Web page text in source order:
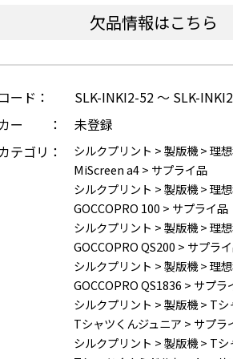
欠品情報はこちら
ード：
SLK-INKI2-52 ～ SLK-
カー ：
未登録
テゴリ：
シルクプリント >製版機>理
MiScreen a4> サプライ品
シルクプリント >製版機>理
GOCCOPRO 100 > サプライ品
シルクプリント >製版機>理
GOCCOPRO QS200 > サプラ
シルクプリント >製版機>理
GOCCOPRO QS1836 > サプラ
シルクプリント >製版機> Tシ
Tシャツくんジュニア > サプラ
シルクプリント >製版機> Tシ